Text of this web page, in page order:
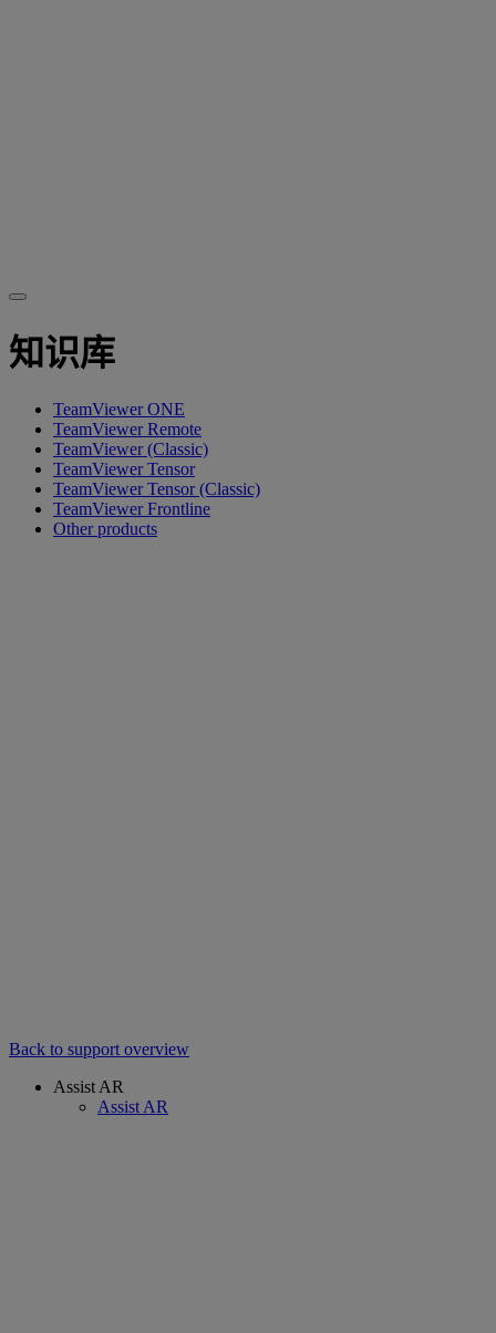
知识库
TeamViewer ONE
TeamViewer Remote
TeamViewer (Classic)
TeamViewer Tensor
TeamViewer Tensor (Classic)
TeamViewer Frontline
Other products
Back to support overview
Assist AR
Assist AR